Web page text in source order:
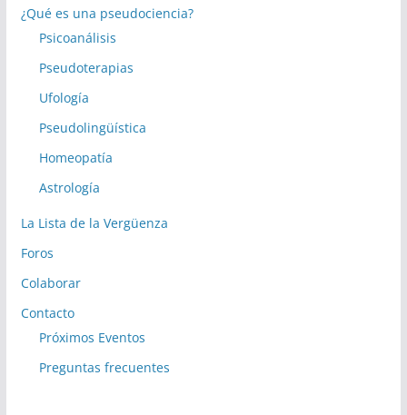
¿Qué es una pseudociencia?
Psicoanálisis
Pseudoterapias
Ufología
Pseudolingüística
Homeopatía
Astrología
La Lista de la Vergüenza
Foros
Colaborar
Contacto
Próximos Eventos
Preguntas frecuentes